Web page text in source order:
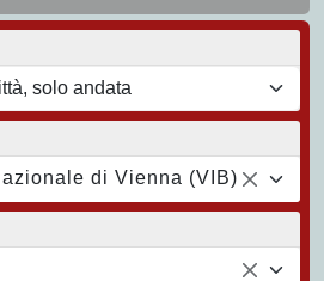
di Vienna (VIB)